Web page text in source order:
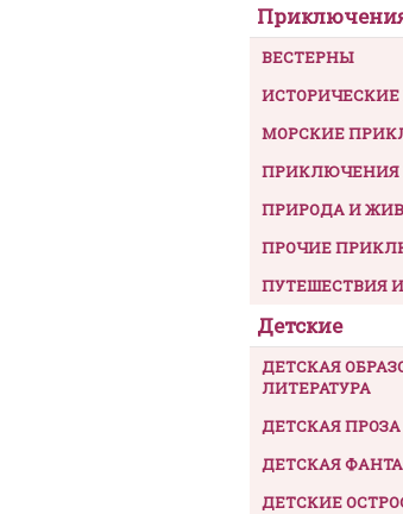
ВЕСТЕРНЫ
МОРСКИЕ
ПРИКЛЮЧЕНИЯ
ПРИРОДА И
ПРОЧИЕ
ПУТЕШЕСТВИЯ
Детские
ДЕТСКАЯ
ЛИТЕРАТУРА
ДЕТСКАЯ ПРОЗА
ДЕТСКАЯ
ДЕТСКИЕ